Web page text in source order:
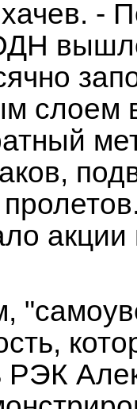
-
слоем
акции
РЭК